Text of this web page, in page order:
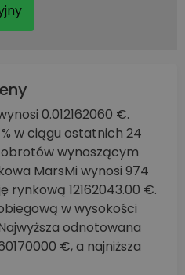
0.012162060 €.
% w ciągu ostatnich 24
wynoszącym
MarsMi wynosi 974
rynkową 12162043.00 €.
w wysokości
odnotowana
€, a najniższa